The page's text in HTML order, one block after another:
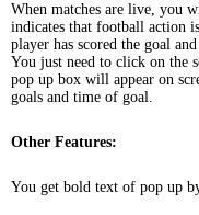
When matches are live, you
indicates that football action
player has scored the goal
You just need to click on the
pop up box will appear on
goals and time of goal.
Other Features:
You get bold text of pop up